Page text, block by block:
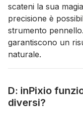
scateni la sua
precisione è
strumento
garantiscono un
naturale.
D: inPixio
diversi?